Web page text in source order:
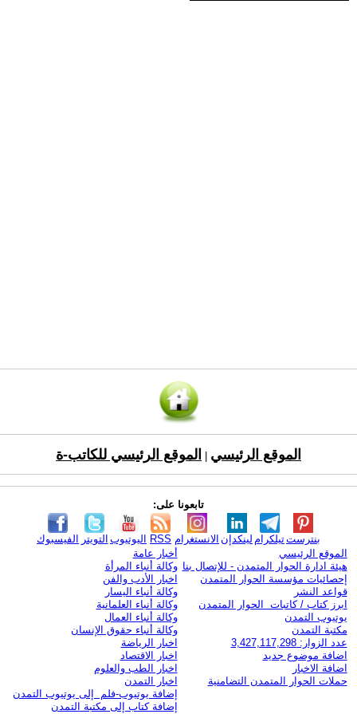
الموقع الرئيسي الموقع الرئيسي للكاتب-ة
تابعونا على:
الفيسبوك التويتر اليوتيوب RSS الانستغرام لينكدإن تيلكرامبنترست
الموقع الرئيسي
هيئة ادارة الحوار المتمدن - للإتصال بنا
إحصائيات مؤسسة الحوار المتمدن
قواعد النشر
ابرز كتاب / كاتبات الحوار المتمدن
يوتيوب التمدن
مكتبة التمدن
عدد الزوار: 3,427,117,298
اضافة موضوع جديد
اضافة الاخبار
حملات الحوار المتمدن التضامنية
أخبار عامة
وكالة أنباء المرأة
اخبار الأدب والفن
وكالة أنباء اليسار
وكالة أنباء العلمانية
وكالة أنباء العمال
وكالة أنباء حقوق الإنسان
اخبار الرياضة
اخبار الاقتصاد
اخبار الطب والعلوم
اخبار التمدن
إضافة يوتيوب-فلم إلى يوتيوب التمدن
إضافة كتاب إلى مكتبة التمدن